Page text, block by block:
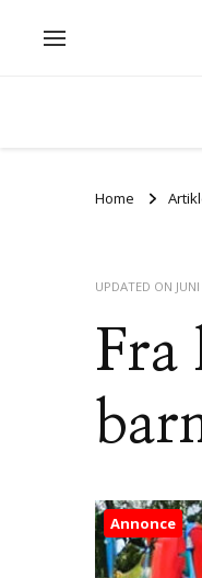
Home
UPDATED ON
Fra
Annonce